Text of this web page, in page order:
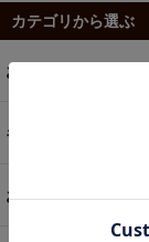
カテゴリから選ぶ
お茶
ギフト
お菓子・食品・飲